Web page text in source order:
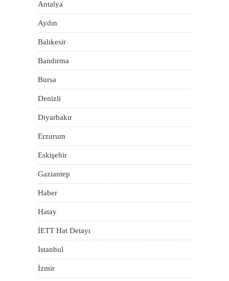
Antalya
Aydın
Balıkesir
Bandırma
Bursa
Denizli
Diyarbakır
Erzurum
Eskişehir
Gaziantep
Haber
Hatay
İETT Hat Detayı
İstanbul
İzmir